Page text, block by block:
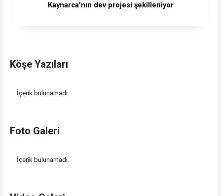
Kaynarca’nın dev projesi şekilleniyor
Köşe Yazıları
İçerik bulunamadı.
Foto Galeri
İçerik bulunamadı.